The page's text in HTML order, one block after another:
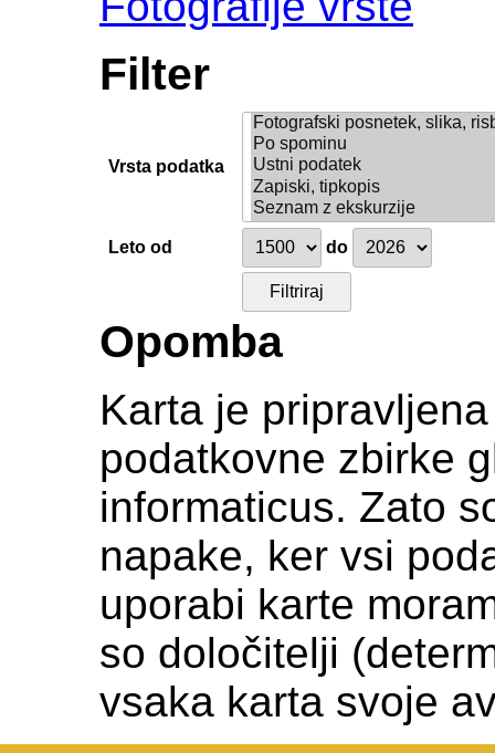
Filter
Vrsta podatka
Leto od do
Opomba
Karta je
podatkovne zbirke
informaticus. Zato
napake, ker vsi
uporabi karte
so določitelji
vsaka karta svoje